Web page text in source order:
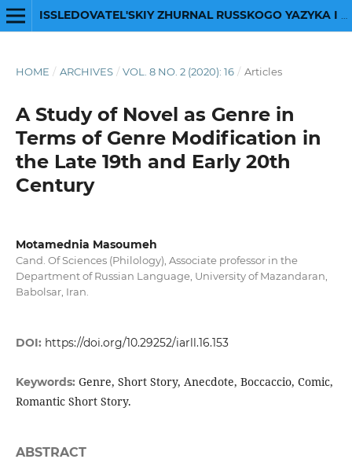
HOME / ARCHIVES / VOL. 8 NO. 2 (2020): 16 / Articles
A Study of Novel as Genre in
Terms of Genre Modification in
the Late 19th and Early 20th
Century
Motamednia Masoumeh
Cand. Of Sciences (Philology), Associate professor in the
Department of Russian Language, University of Mazandaran,
Babolsar, Iran.
DOI: https://doi.org/10.29252/iarll.16.153
Keywords: Genre, Short Story, Anecdote, Boccaccio, Comic,
Romantic Short Story.
ABSTRACT